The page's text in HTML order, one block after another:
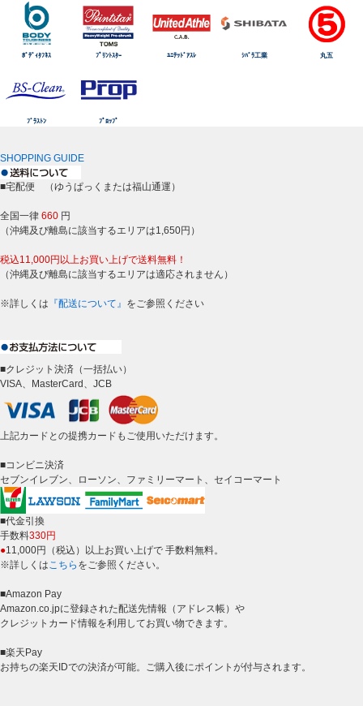
ﾎﾞﾃﾞｨﾀﾌﾈｽ ﾌﾟﾘﾝﾄｽﾀｰ ﾕﾆﾃｯﾄﾞｱｽﾚ ｼﾊﾞﾗ工業 丸五
ﾌﾞﾗｽﾄﾝ ﾌﾟﾛｯﾌﾟ
SHOPPING GUIDE
■宅配便 （ゆうぱっくまたは福山通運）
全国一律 660 円
（沖縄及び離島に該当するエリアは1,650円）
税込11,000円以上お買い上げで送料無料！
（沖縄及び離島に該当するエリアは適応されません）
※詳しくは 『配送について』 をご参照ください
■クレジット決済（一括払い）
VISA、MasterCard、JCB
上記カードとの提携カードもご使用いただけます。
■コンビニ決済
セブンイレブン、ローソン、ファミリーマート、セイコーマート
■代金引換
手数料330円
●11,000円（税込）以上お買い上げで 手数料無料。
※詳しくは こちら をご参照ください。
■Amazon Pay
Amazon.co.jpに登録された配送先情報（アドレス帳）や
クレジットカード情報を利用してお買い物できます。
■楽天Pay
お持ちの楽天IDでの決済が可能。ご購入後にポイントが付与されます。